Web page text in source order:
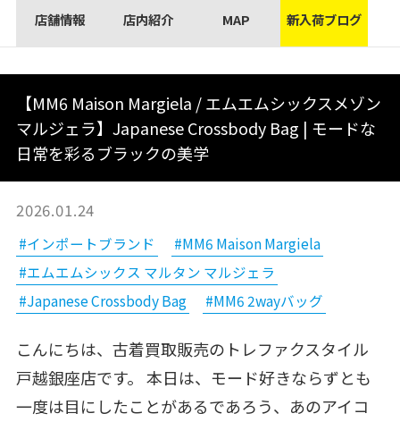
店舗情報 店内紹介 MAP 新入荷ブログ
【MM6 Maison Margiela / エムエムシックスメゾン
マルジェラ】Japanese Crossbody Bag | モードな
日常を彩るブラックの美学
2026.01.24
#インポートブランド
#MM6 Maison Margiela
#エムエムシックス マルタン マルジェラ
#Japanese Crossbody Bag
#MM6 2wayバッグ
こんにちは、古着買取販売のトレファクスタイル
戸越銀座店です。 本日は、モード好きならずとも
一度は目にしたことがあるであろう、あのアイコ